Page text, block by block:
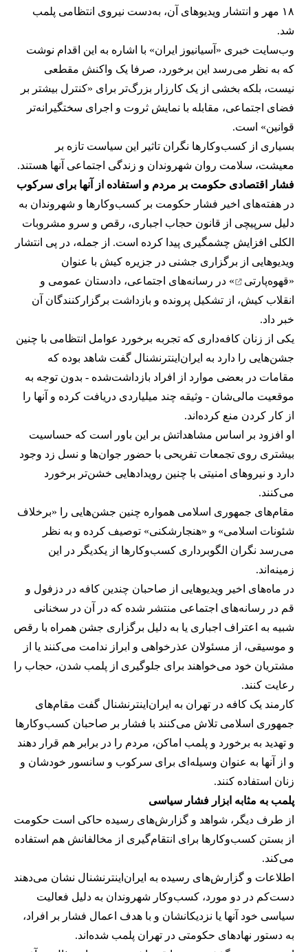
۱۸ مهر و انتشار ویدیوهای آن، به‌دست نیروی انتظامی پلمب
شد.
وب‌سایت خبری «آسیانیوز ایران» با اشاره به این اقدام نوشت
که به نظر می‌رسد این برخورد، صرفا یک واکنش مقطعی
نیست، بلکه بخشی از یک کارزار بزرگ‌تر برای «کنترل بیشتر بر
فضای اجتماعی، مقابله با نمایش ثروت و اجرای سختگیرانه‌تر
قوانین» است.
بسیاری از کسب‌وکارها نگران تاثیر این سیاست‌ تازه بر
معیشت، سلامت روان شهروندان و زندگی اجتماعی آنها هستند.
فشار اقتصادی حکومت بر مردم و استفاده از آنها برای سرکوب
در هفته‌های اخیر فشار حکومت بر کسب‌وکارها و شهروندان به
دلیل سرپیچی از قانون حجاب اجباری، رقص و سرو مشروبات
الکلی افزایش چشمگیری پیدا کرده است. از جمله، در پی انتشار
ویدیوهایی از برگزاری جشنی در جزیره کیش با عنوان
«قهوه‌پارتی
» در رسانه‌های اجتماعی، دادستان عمومی و
انقلاب کیش، از تشکیل پرونده و بازداشت برگزارکنندگان آن
خبر داد.
یکی از زنان کافه‌داری که تجربه برخورد عوامل انتظامی با چنین
جشن‌هایی را دارد به ایران‌اینترنشنال گفت شاهد بوده که
مقامات در بعضی موارد از افراد بازداشت‌‌شده - بدون توجه به
موقعیت مالی‌شان - وثیقه چند میلیاردی دریافت کرده و آنها را
از کار کردن منع کرده‌اند.
او افزود بر اساس مشاهداتش بر این باور است که حساسیت
بیشتری روی تجمعات تفریحی با حضور جوان‌ها و نسل زد وجود
دارد و نیروهای امنیتی با چنین رویدادهایی خشن‌تر برخورد
می‌کنند.
مقام‌های جمهوری اسلامی همواره چنین جشن‌هایی را «برخلاف
شئونات اسلامی» و «هنجارشکنی» توصیف کرده و به نظر
می‌رسد نگران الگوبرداری کسب‌وکارها از یکدیگر در این
زمینه‌اند.
در ماه‌های اخیر ویدیوهایی از صاحبان چندین کافه در دزفول و
قم در رسانه‌های اجتماعی منتشر شده که در آن در سخنانی
شبیه به اعتراف اجباری یا به دلیل برگزاری جشن همراه با رقص
و موسیقی، از مسئولان عذرخواهی و ابراز ندامت می‌کنند یا از
مشتریان خود می‌خواهند برای جلوگیری از پلمب شدن، حجاب را
رعایت کنند.
کارمند یک کافه در تهران به ایران‌اینترنشنال گفت مقام‌های
جمهوری اسلامی تلاش می‌کنند با فشار بر صاحبان کسب‌وکارها
و تهدید به برخورد و پلمب اماکن، مردم را در برابر هم قرار دهند
و از آنها به عنوان وسیله‌ای برای سرکوب و سانسور خودشان و
زنان استفاده کنند.
پلمب به مثابه ابزار فشار سیاسی
از طرف دیگر، شواهد و گزارش‌های رسیده حاکی است حکومت
از بستن کسب‌وکارها برای انتقام‌گیری از مخالفانش هم استفاده
می‌کند.
اطلاعات و گزارش‌های رسیده به ایران‌اینترنشنال نشان می‌دهند
دست‌کم در دو مورد، کسب‌وکار شهروندان به دلیل فعالیت
سیاسی خود آنها یا نزدیکانشان و با هدف اعمال فشار بر افراد،
به دستور نهادهای حکومتی در تهران پلمب شده‌اند.